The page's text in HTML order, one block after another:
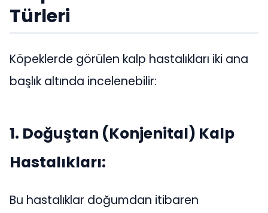
Türleri
Köpeklerde görülen kalp hastalıkları iki ana
başlık altında incelenebilir:
1. Doğuştan (Konjenital) Kalp
Hastalıkları:
Bu hastalıklar doğumdan itibaren